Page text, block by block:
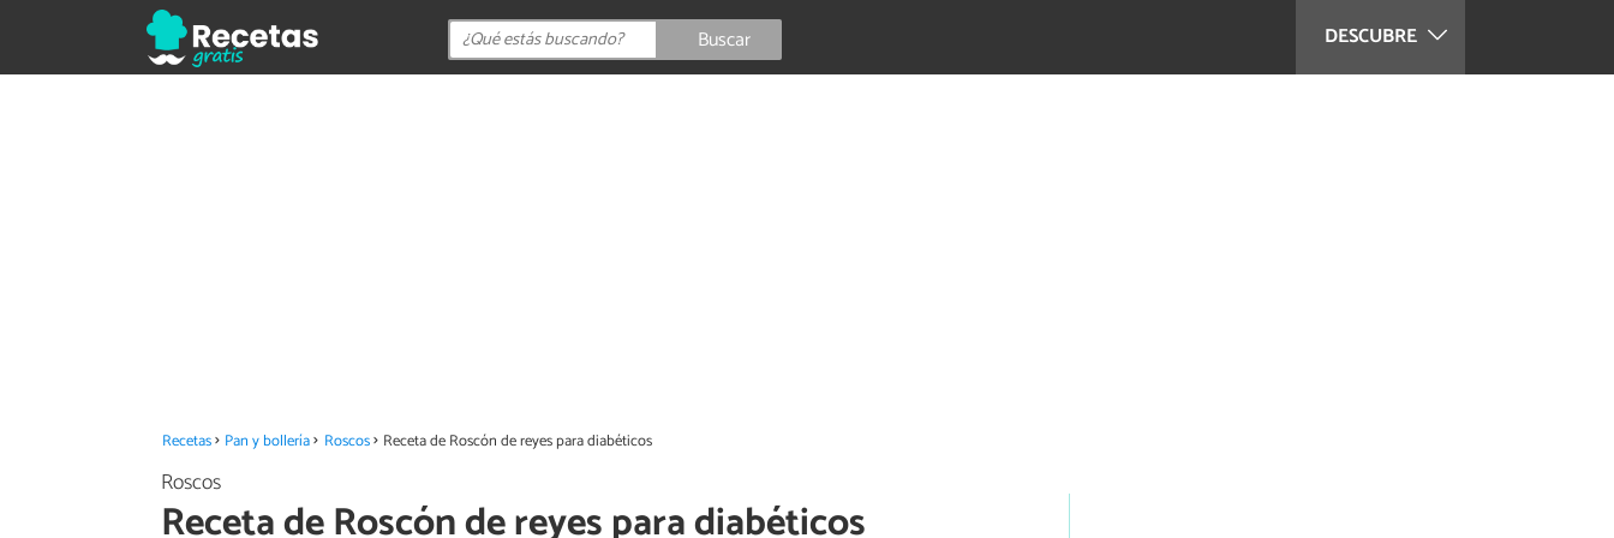
DESCUBRE
Buscar
Recetas Pan y bollería Roscos Receta de Roscón de reyes para diabéticos
Roscos
Receta de Roscón de reyes para diabéticos